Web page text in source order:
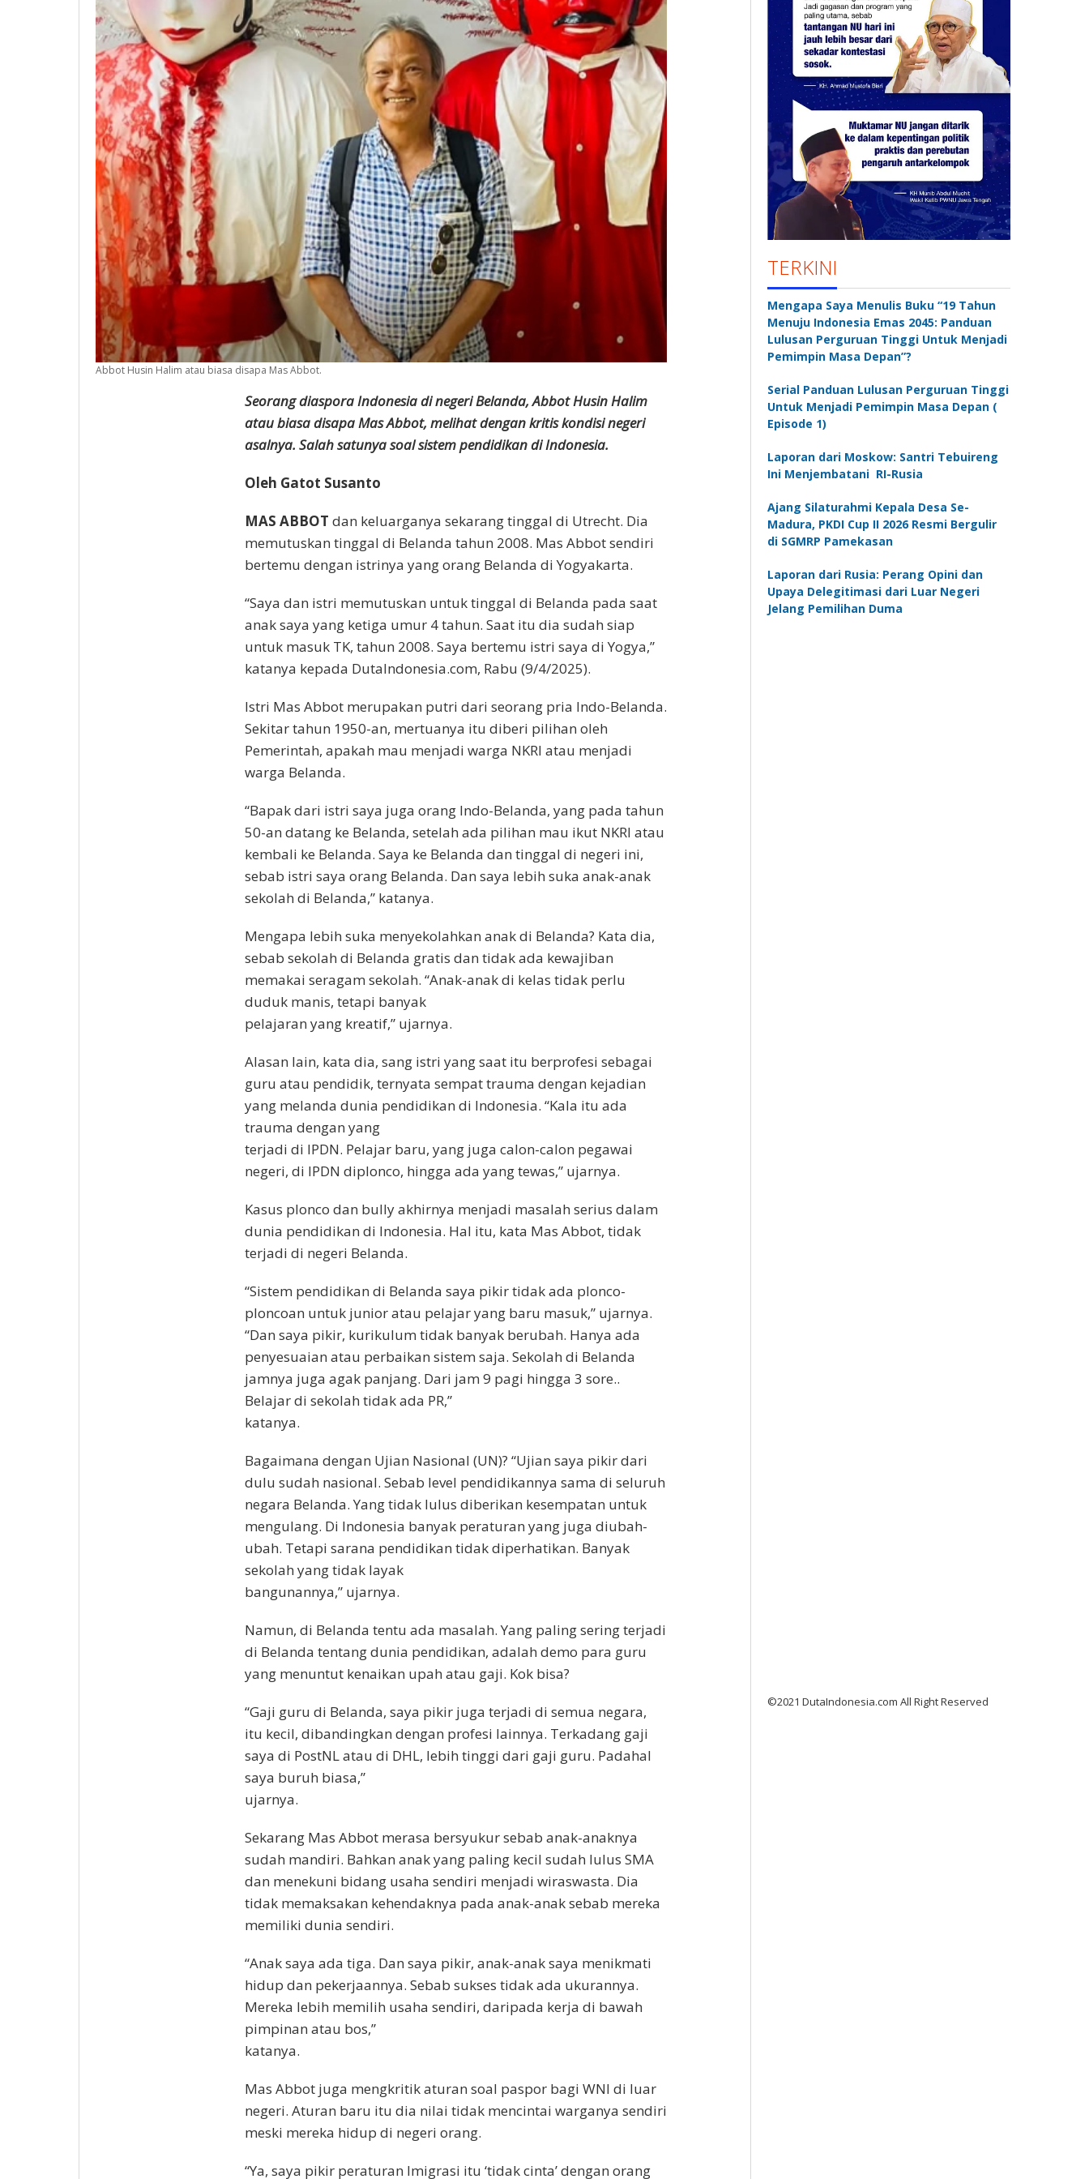
Abbot Husin Halim atau biasa disapa Mas Abbot.
Seorang diaspora Indonesia di negeri Belanda, Abbot Husin Halim
atau biasa disapa Mas Abbot, melihat dengan kritis kondisi negeri
asalnya. Salah satunya soal sistem pendidikan di Indonesia.
Oleh Gatot Susanto
MAS ABBOT dan keluarganya sekarang tinggal di Utrecht. Dia
memutuskan tinggal di Belanda tahun 2008. Mas Abbot sendiri
bertemu dengan istrinya yang orang Belanda di Yogyakarta.
“Saya dan istri memutuskan untuk tinggal di Belanda pada saat
anak saya yang ketiga umur 4 tahun. Saat itu dia sudah siap
untuk masuk TK, tahun 2008. Saya bertemu istri saya di Yogya,”
katanya kepada DutaIndonesia.com, Rabu (9/4/2025).
Istri Mas Abbot merupakan putri dari seorang pria Indo-Belanda.
Sekitar tahun 1950-an, mertuanya itu diberi pilihan oleh
Pemerintah, apakah mau menjadi warga NKRI atau menjadi
warga Belanda.
“Bapak dari istri saya juga orang Indo-Belanda, yang pada tahun
50-an datang ke Belanda, setelah ada pilihan mau ikut NKRI atau
kembali ke Belanda. Saya ke Belanda dan tinggal di negeri ini,
sebab istri saya orang Belanda. Dan saya lebih suka anak-anak
sekolah di Belanda,” katanya.
Mengapa lebih suka menyekolahkan anak di Belanda? Kata dia,
sebab sekolah di Belanda gratis dan tidak ada kewajiban
memakai seragam sekolah. “Anak-anak di kelas tidak perlu
duduk manis, tetapi banyak
pelajaran yang kreatif,” ujarnya.
Alasan lain, kata dia, sang istri yang saat itu berprofesi sebagai
guru atau pendidik, ternyata sempat trauma dengan kejadian
yang melanda dunia pendidikan di Indonesia. “Kala itu ada
trauma dengan yang
terjadi di IPDN. Pelajar baru, yang juga calon-calon pegawai
negeri, di IPDN diplonco, hingga ada yang tewas,” ujarnya.
Kasus plonco dan bully akhirnya menjadi masalah serius dalam
dunia pendidikan di Indonesia. Hal itu, kata Mas Abbot, tidak
terjadi di negeri Belanda.
“Sistem pendidikan di Belanda saya pikir tidak ada plonco-
ploncoan untuk junior atau pelajar yang baru masuk,” ujarnya.
“Dan saya pikir, kurikulum tidak banyak berubah. Hanya ada
penyesuaian atau perbaikan sistem saja. Sekolah di Belanda
jamnya juga agak panjang. Dari jam 9 pagi hingga 3 sore..
Belajar di sekolah tidak ada PR,”
katanya.
Bagaimana dengan Ujian Nasional (UN)? “Ujian saya pikir dari
dulu sudah nasional. Sebab level pendidikannya sama di seluruh
negara Belanda. Yang tidak lulus diberikan kesempatan untuk
mengulang. Di Indonesia banyak peraturan yang juga diubah-
ubah. Tetapi sarana pendidikan tidak diperhatikan. Banyak
sekolah yang tidak layak
bangunannya,” ujarnya.
Namun, di Belanda tentu ada masalah. Yang paling sering terjadi
di Belanda tentang dunia pendidikan, adalah demo para guru
yang menuntut kenaikan upah atau gaji. Kok bisa?
“Gaji guru di Belanda, saya pikir juga terjadi di semua negara,
itu kecil, dibandingkan dengan profesi lainnya. Terkadang gaji
saya di PostNL atau di DHL, lebih tinggi dari gaji guru. Padahal
saya buruh biasa,”
ujarnya.
Sekarang Mas Abbot merasa bersyukur sebab anak-anaknya
sudah mandiri. Bahkan anak yang paling kecil sudah lulus SMA
dan menekuni bidang usaha sendiri menjadi wiraswasta. Dia
tidak memaksakan kehendaknya pada anak-anak sebab mereka
memiliki dunia sendiri.
“Anak saya ada tiga. Dan saya pikir, anak-anak saya menikmati
hidup dan pekerjaannya. Sebab sukses tidak ada ukurannya.
Mereka lebih memilih usaha sendiri, daripada kerja di bawah
pimpinan atau bos,”
katanya.
Mas Abbot juga mengkritik aturan soal paspor bagi WNI di luar
negeri. Aturan baru itu dia nilai tidak mencintai warganya sendiri
meski mereka hidup di negeri orang.
“Ya, saya pikir peraturan Imigrasi itu ‘tidak cinta’ dengan orang
TERKINI
Mengapa Saya Menulis Buku “19 Tahun
Menuju Indonesia Emas 2045: Panduan
Lulusan Perguruan Tinggi Untuk Menjadi
Pemimpin Masa Depan”?
Serial Panduan Lulusan Perguruan Tinggi
Untuk Menjadi Pemimpin Masa Depan (
Episode 1)
Laporan dari Moskow: Santri Tebuireng
Ini Menjembatani RI-Rusia
Ajang Silaturahmi Kepala Desa Se-
Madura, PKDI Cup II 2026 Resmi Bergulir
di SGMRP Pamekasan
Laporan dari Rusia: Perang Opini dan
Upaya Delegitimasi dari Luar Negeri
Jelang Pemilihan Duma
©2021 DutaIndonesia.com All Right Reserved